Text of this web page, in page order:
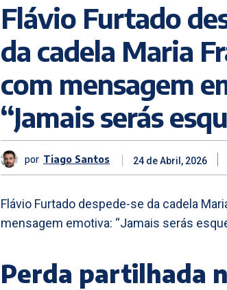
Flávio Furtado
da cadela Maria
com mensagem
“Jamais serás
por Tiago Santos 24 de Abril, 2026
Flávio Furtado despede-se da cadela
mensagem emotiva: “Jamais serás
Perda partilhada